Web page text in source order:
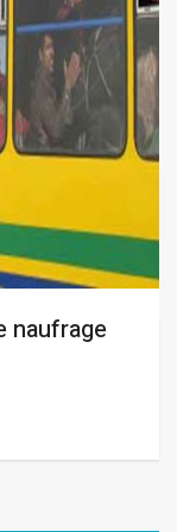
naufrage